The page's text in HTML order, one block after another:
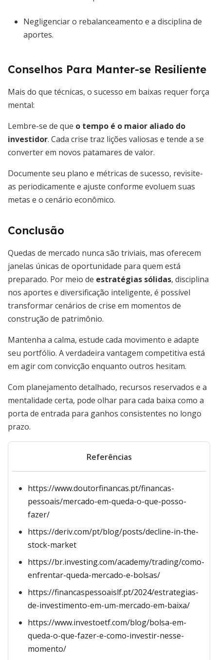
Negligenciar o rebalanceamento e a disciplina de
aportes.
Conselhos Para Manter-se Resiliente
Mais do que técnicas, o sucesso em baixas requer força
mental:
Lembre-se de que o tempo é o maior aliado do
investidor. Cada crise traz lições valiosas e tende a se
converter em novos patamares de valor.
Documente seu plano e métricas de sucesso, revisite-
as periodicamente e ajuste conforme evoluem suas
metas e o cenário econômico.
Conclusão
Quedas de mercado nunca são triviais, mas oferecem
janelas únicas de oportunidade para quem está
preparado. Por meio de estratégias sólidas, disciplina
nos aportes e diversificação inteligente, é possível
transformar cenários de crise em momentos de
construção de patrimônio.
Mantenha a calma, estude cada movimento e adapte
seu portfólio. A verdadeira vantagem competitiva está
em agir com convicção enquanto outros hesitam.
Com planejamento detalhado, recursos reservados e a
mentalidade certa, pode olhar para cada baixa como a
porta de entrada para ganhos consistentes no longo
prazo.
Referências
https://www.doutorfinancas.pt/financas-
pessoais/mercado-em-queda-o-que-posso-
fazer/
https://deriv.com/pt/blog/posts/decline-in-the-
stock-market
https://br.investing.com/academy/trading/como-
enfrentar-queda-mercado-e-bolsas/
https://financaspessoaislf.pt/2024/estrategias-
de-investimento-em-um-mercado-em-baixa/
https://www.investoetf.com/blog/bolsa-em-
queda-o-que-fazer-e-como-investir-nesse-
momento/